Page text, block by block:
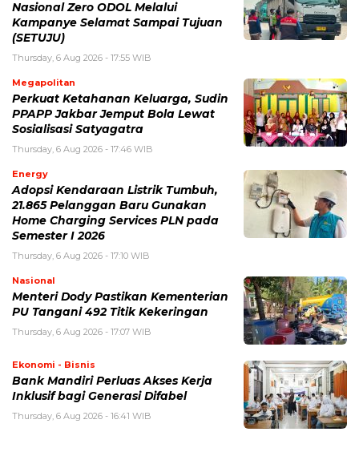
Nasional Zero ODOL Melalui
Kampanye Selamat Sampai Tujuan
(SETUJU)
Thursday, 6 Aug 2026 - 17:55 WIB
Megapolitan
Perkuat Ketahanan Keluarga, Sudin
PPAPP Jakbar Jemput Bola Lewat
Sosialisasi Satyagatra
Thursday, 6 Aug 2026 - 17:46 WIB
Energy
Adopsi Kendaraan Listrik Tumbuh,
21.865 Pelanggan Baru Gunakan
Home Charging Services PLN pada
Semester I 2026
Thursday, 6 Aug 2026 - 17:10 WIB
Nasional
Menteri Dody Pastikan Kementerian
PU Tangani 492 Titik Kekeringan
Thursday, 6 Aug 2026 - 17:07 WIB
Ekonomi - Bisnis
Bank Mandiri Perluas Akses Kerja
Inklusif bagi Generasi Difabel
Thursday, 6 Aug 2026 - 16:41 WIB